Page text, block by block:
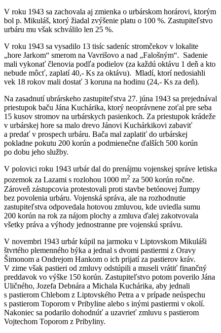
V roku 1943 sa zachovala aj zmienka o urbárskom horárovi, ktorým
bol p. Mikuláš, ktorý žiadal zvýšenie platu o 100 %. Zastupiteľstvo
urbáru mu však schválilo len 25 %.
V roku 1943 sa vysadilo 13 tisíc sadeníc stromčekov v lokalite
„hore Jarkom“ smerom na Vavrišovo a nad „Falošným“. Sadenie
mali vykonať členovia podľa podielov (za každú oktávu 1 deň a kto
nebude môcť, zaplatí 40,- Ks za oktávu). Mladí, ktorí nedosiahli
vek 18 rokov mali dostať 3 koruna na hodinu (24,- Ks za deň).
Na zasadnutí ubrárskeho zastupiteľstva 27. júna 1943 sa prejednával
priestupok baču Jána Kuchárika, ktorý neoprávnene zoťal pre seba
15 kusov stromov na urbárskych pasienkoch. Za priestupok krádeže
v urbárskej hore sa malo drevo Jánovi Kuchárkikovi zabaviť
a predať v prospech urbáru. Bača mal zaplatiť do urbárskej
pokladne pokutu 200 korún a podmienečne ďalších 500 korún
po dobu jeho služby.
V polovici roku 1943 urbár dal do prenájmu vojenskej správe letiska
pozemok za Lazami s rozlohou 1000 m2 za 500 korún ročne.
Zároveň zástupcovia protestovali proti stavbe betónovej žumpy
bez povolenia urbáru. Vojenská správa, ale na rozhodnutie
zastupiteľstva odpovedala hotovou zmluvou, kde uviedla sumu
200 korún na rok za nájom plochy a zmluva ďalej zakotvovala
všetky práva a výhody jednostranne pre vojenskú správu.
V novembri 1943 urbár kúpil na jarmoku v Liptovskom Mikuláši
štvrtého plemenného býka a jednal s dvomi pastiermi z Oravy
Šimonom a Ondrejom Hankom o ich prijatí za pastierov kráv.
V zime však pastieri od zmluvy odstúpili a museli vrátiť finančný
preddavok vo výške 150 korún. Zastupiteľstvo potom poverilo Jána
Uličného, Jozefa Debnára a Michala Kuchárika, aby jednali
s pastierom Chlebom z Liptovského Petra a v prípade neúspechu
s pastierom Toporom v Pribyline alebo s inými pastiermi v okolí.
Nakoniec sa podarilo dohodnúť a uzavrieť zmluvu s pastierom
Vojtechom Toporom z Pribyliny.